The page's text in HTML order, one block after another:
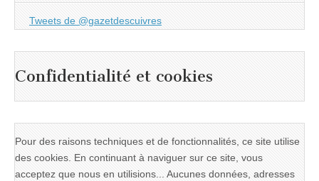
Tweets de @gazetdescuivres
Confidentialité et cookies
Pour des raisons techniques et de fonctionnalités, ce site utilise
des cookies. En continuant à naviguer sur ce site, vous
acceptez que nous en utilisions... Aucunes données, adresses